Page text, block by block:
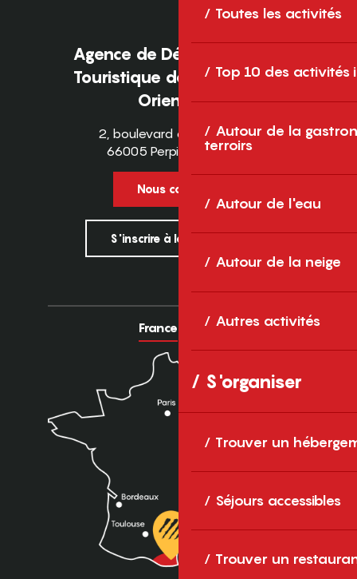
Toutes les activités
Top 10 des activités
Autour de la
terroirs
Autour de l'eau
Autour de la neige
Autres activités
S'organiser
Trouver un
Séjours accessibles
Trouver un
Agence de Développement
Touristique des Pyrénées-
Orientales
2, boulevard des Pyrénées
66005 Perpignan Cedex
Nous contacter
S'inscrire à la newsletter
France Europe